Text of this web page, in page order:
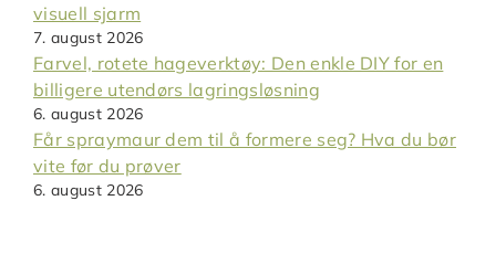
visuell sjarm
7. august 2026
Farvel, rotete hageverktøy: Den enkle DIY for en
billigere utendørs lagringsløsning
6. august 2026
Får spraymaur dem til å formere seg? Hva du bør
vite før du prøver
6. august 2026